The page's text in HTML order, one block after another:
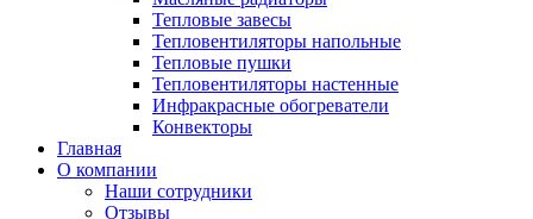
Тепловые завесы
Тепловентиляторы напольные
Тепловые пушки
Тепловентиляторы настенные
Инфракрасные обогреватели
Конвекторы
Главная
О компании
Наши сотрудники
Отзывы